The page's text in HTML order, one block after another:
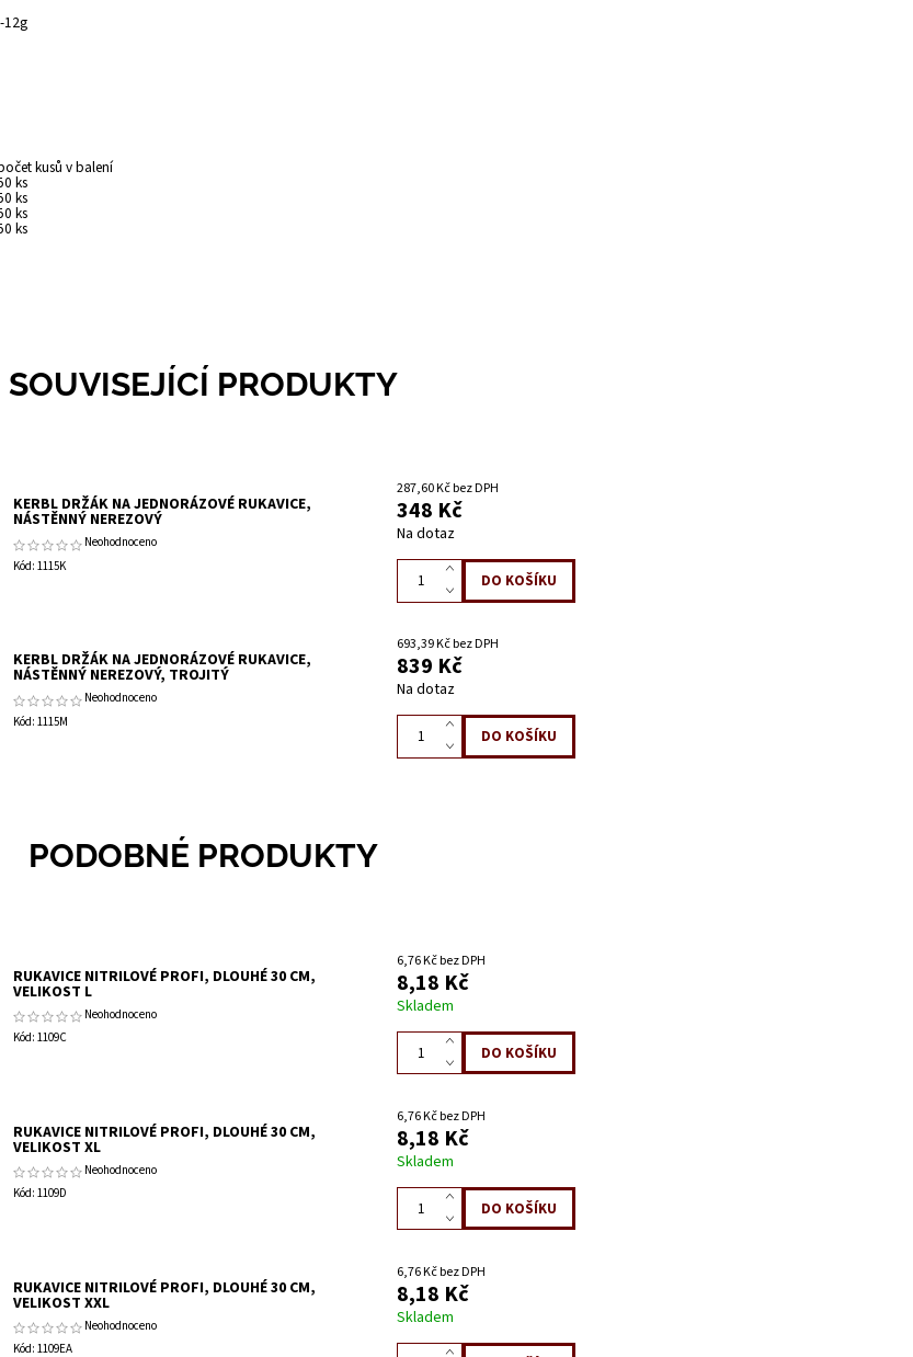
12g
kusů v balení
ks
ks
ks
ks
SOUVISEJÍCÍ PRODUKTY
KERBL DRŽÁK NA JEDNORÁZOVÉ RUKAVICE,
NÁSTĚNNÝ NEREZOVÝ
Neohodnoceno
Kód: 1115K
287,60 Kč bez DPH
348 Kč
Na dotaz
KERBL DRŽÁK NA JEDNORÁZOVÉ RUKAVICE,
NÁSTĚNNÝ NEREZOVÝ, TROJITÝ
Neohodnoceno
Kód: 1115M
693,39 Kč bez DPH
839 Kč
Na dotaz
PODOBNÉ PRODUKTY
RUKAVICE NITRILOVÉ PROFI, DLOUHÉ 30 CM,
VELIKOST L
Neohodnoceno
Kód: 1109C
6,76 Kč bez DPH
8,18 Kč
Skladem
RUKAVICE NITRILOVÉ PROFI, DLOUHÉ 30 CM,
VELIKOST XL
Neohodnoceno
Kód: 1109D
6,76 Kč bez DPH
8,18 Kč
Skladem
RUKAVICE NITRILOVÉ PROFI, DLOUHÉ 30 CM,
VELIKOST XXL
Neohodnoceno
Kód: 1109EA
6,76 Kč bez DPH
8,18 Kč
Skladem